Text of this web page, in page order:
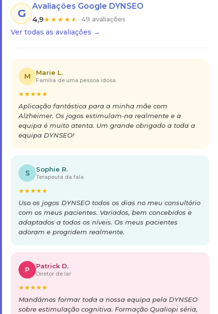
G
Avaliações Google DYNSEO
4,9★★★★★ · 49 avaliações
Ver todas as avaliações →
M Marie L.
Família de uma pessoa idosa
★★★★★
Aplicação fantástica para a minha mãe com
Alzheimer. Os jogos estimulam-na realmente e a
equipa é muito atenta. Um grande obrigado a toda a
equipa DYNSEO!
S Sophie R.
Terapeuta da fala
★★★★★
Uso os jogos DYNSEO todos os dias no meu consultório
com os meus pacientes. Variados, bem concebidos e
adaptados a todos os níveis. Os meus pacientes
adoram e progridem realmente.
P Patrick D.
Diretor de lar
★★★★★
Mandámos formar toda a nossa equipa pela DYNSEO
sobre estimulação cognitiva. Formação Qualiopi séria,